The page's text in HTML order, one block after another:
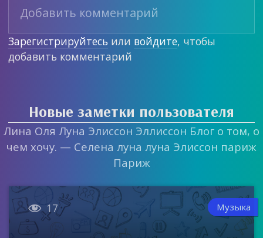
Зарегистрируйтесь или войдите, чтобы
добавить комментарий
Новые заметки пользователя
Лина Оля Луна Элиссон Эллиссон Блог о том, о
чем хочу. — Селена луна луна Элиссон париж
Париж
 17 Музыка